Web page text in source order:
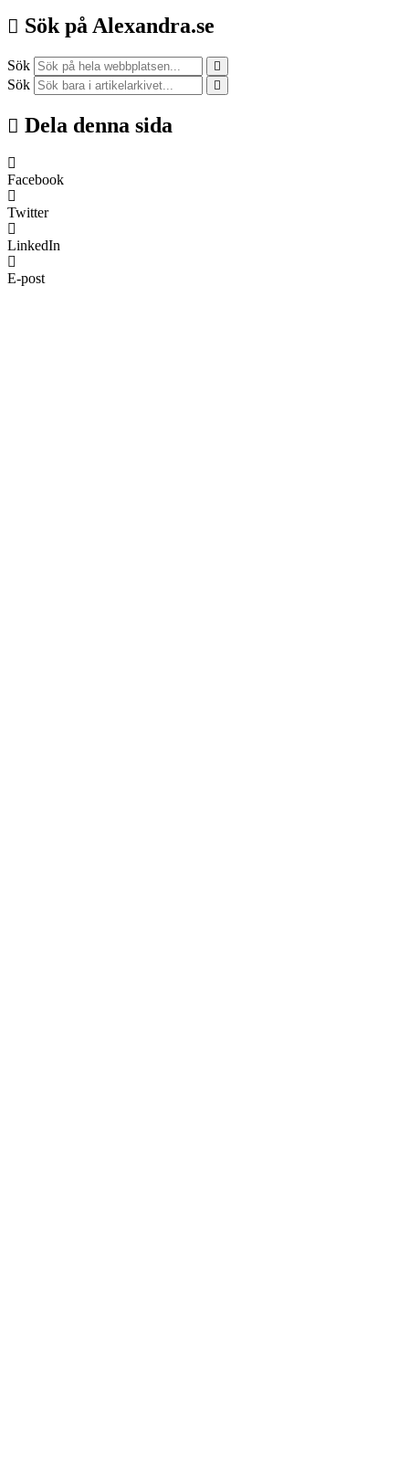
Sök på Alexandra.se
Sök
Sök
Dela denna sida
Facebook
Twitter
LinkedIn
E-post